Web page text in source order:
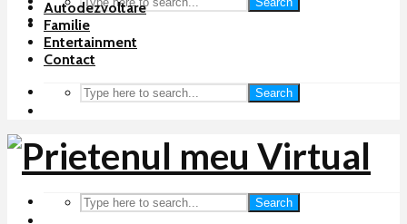
Autodezvoltare
Familie
Entertainment
Contact
Search
Search